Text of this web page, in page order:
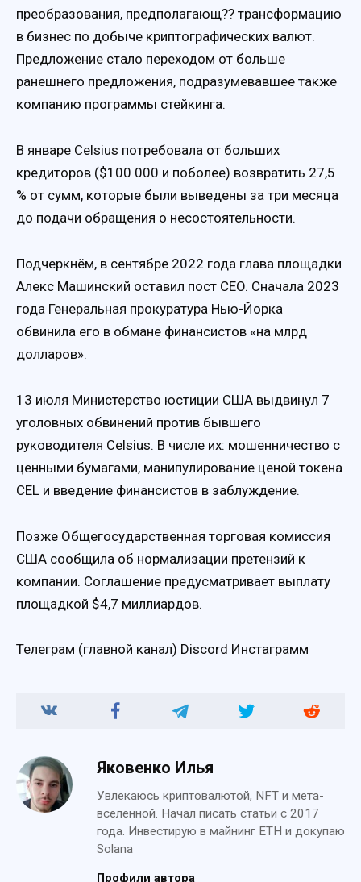
преобразования, предполагающ?? трансформацию
в бизнес по добыче криптографических валют.
Предложение стало переходом от больше
ранешнего предложения, подразумевавшее также
компанию программы стейкинга.
В январе Celsius потребовала от больших
кредиторов ($100 000 и поболее) возвратить 27,5
% от сумм, которые были выведены за три месяца
до подачи обращения о несостоятельности.
Подчеркнём, в сентябре 2022 года глава площадки
Алекс Машинский оставил пост CEO. Сначала 2023
года Генеральная прокуратура Нью-Йорка
обвинила его в обмане финансистов «на млрд
долларов».
13 июля Министерство юстиции США выдвинул 7
уголовных обвинений против бывшего
руководителя Celsius. В числе их: мошенничество с
ценными бумагами, манипулирование ценой токена
CEL и введение финансистов в заблуждение.
Позже Общегосударственная торговая комиссия
США сообщила об нормализации претензий к
компании. Соглашение предусматривает выплату
площадкой $4,7 миллиардов.
Телеграм (главной канал) Discord Инстаграмм
Яковенко Илья
Увлекаюсь криптовалютой, NFT и мета-
вселенной. Начал писать статьи с 2017
года. Инвестирую в майнинг ETH и докупаю
Solana
Профили автора